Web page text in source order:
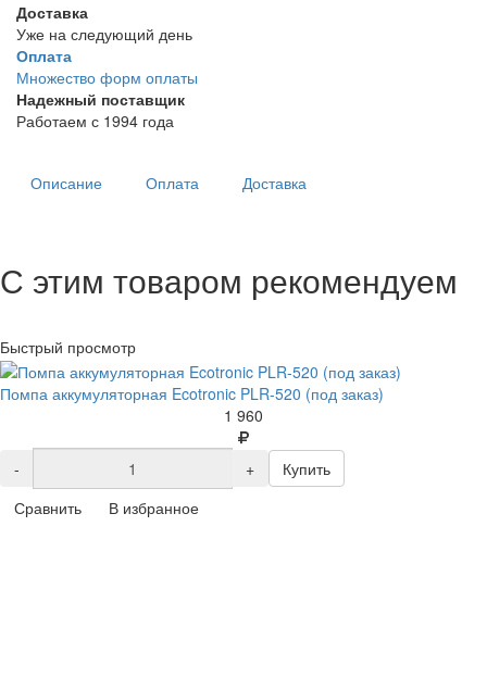
Доставка
Уже на следующий день
Оплата
Множество форм оплаты
Надежный поставщик
Работаем с 1994 года
Описание Оплата Доставка
С этим товаром рекомендуем
Быстрый просмотр
Помпа аккумуляторная Ecotronic PLR-520 (под заказ)
1 960
- +
Купить
Сравнить
В избранное